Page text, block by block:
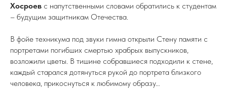
Хосроев с напутственными словами обратились к студентам
– будущим защитникам Отечества.
В фойе техникума под звуки гимна открыли Стену памяти с
портретами погибших смертью храбрых выпускников,
возложили цветы. В тишине собравшиеся подходили к стене,
каждый старался дотянуться рукой до портрета близкого
человека, прикоснуться к любимому образу…